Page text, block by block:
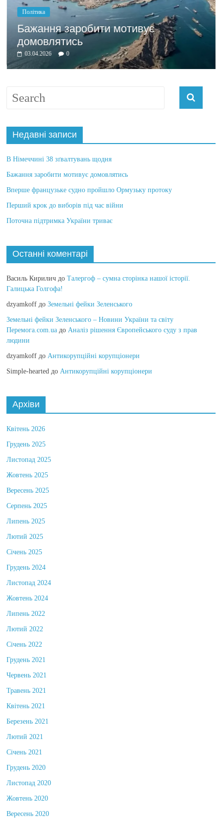
Політика
Бажання заробити мотивує
домовлятись
03.04.2026 0
Недавні записи
В Німеччині 38 зґвалтувань щодня
Бажання заробити мотивує домовлятись
Вперше французьке судно пройшло Ормузьку протоку
Перший крок до виборів під час війни
Поточна підтримка України триває
Останні коментарі
Василь Кирилич доТалергоф – сумна сторінка нашої історії.
Галицька Голгофа!
dzyamkoff доЗемельні фейки Зеленського
Земельні фейки Зеленського – Новини України та світу
Перемога.com.ua до Аналіз рішення Європейського суду з прав
людини
dzyamkoff до Антикорупційні корупціонери
Simple-hearted до Антикорупційні корупціонери
Архіви
Квітень 2026
Грудень 2025
Листопад 2025
Жовтень 2025
Вересень 2025
Серпень 2025
Липень 2025
Лютий 2025
Січень 2025
Грудень 2024
Листопад 2024
Жовтень 2024
Липень 2022
Лютий 2022
Січень 2022
Грудень 2021
Червень 2021
Травень 2021
Квітень 2021
Березень 2021
Лютий 2021
Січень 2021
Грудень 2020
Листопад 2020
Жовтень 2020
Вересень 2020